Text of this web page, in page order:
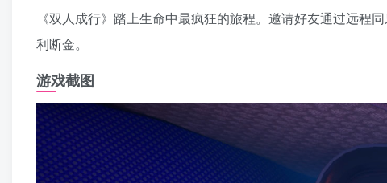
《双人成行》踏上生命中最疯狂的旅程。邀请好友通过远
利断金。
游戏截图